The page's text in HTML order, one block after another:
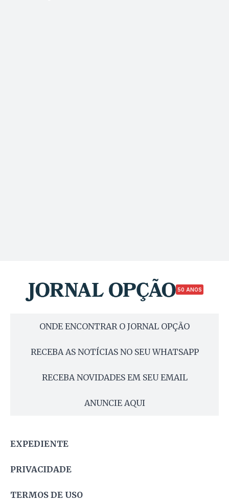
50 ANOS
ONDE ENCONTRAR O JORNAL OPÇÃO
RECEBA AS NOTÍCIAS NO SEU WHATSAPP
RECEBA NOVIDADES EM SEU EMAIL
ANUNCIE AQUI
EXPEDIENTE
PRIVACIDADE
TERMOS DE USO